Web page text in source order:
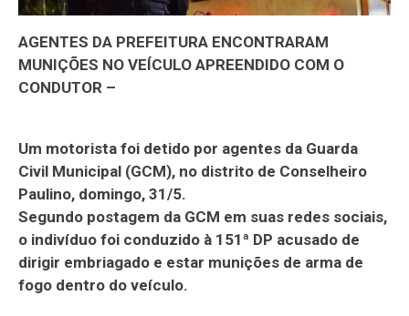
AGENTES DA PREFEITURA ENCONTRARAM
MUNIÇÕES NO VEÍCULO APREENDIDO COM O
CONDUTOR –
Um motorista foi detido por agentes da Guarda
Civil Municipal (GCM), no distrito de Conselheiro
Paulino, domingo, 31/5.
Segundo postagem da GCM em suas redes sociais,
o indivíduo foi conduzido à 151ª DP acusado de
dirigir embriagado e estar munições de arma de
fogo dentro do veículo.